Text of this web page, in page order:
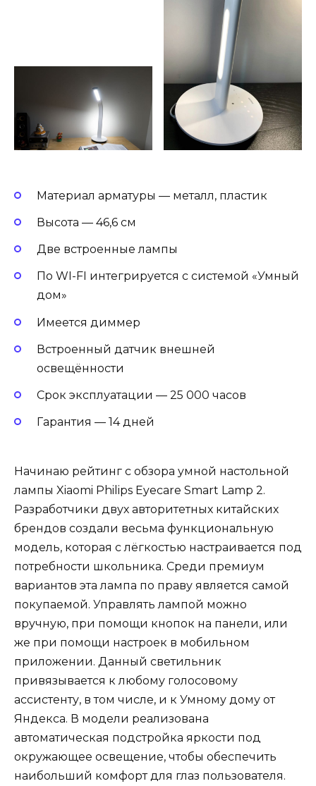
Материал арматуры — металл, пластик
Высота — 46,6 см
Две встроенные лампы
По WI-FI интегрируется с системой «Умный
дом»
Имеется диммер
Встроенный датчик внешней
освещённости
Срок эксплуатации — 25 000 часов
Гарантия — 14 дней
Начинаю рейтинг с обзора умной настольной
лампы Xiaomi Philips Eyecare Smart Lamp 2.
Разработчики двух авторитетных китайских
брендов создали весьма функциональную
модель, которая с лёгкостью настраивается под
потребности школьника. Среди премиум
вариантов эта лампа по праву является самой
покупаемой. Управлять лампой можно
вручную, при помощи кнопок на панели, или
же при помощи настроек в мобильном
приложении. Данный светильник
привязывается к любому голосовому
ассистенту, в том числе, и к Умному дому от
Яндекса. В модели реализована
автоматическая подстройка яркости под
окружающее освещение, чтобы обеспечить
наибольший комфорт для глаз пользователя.